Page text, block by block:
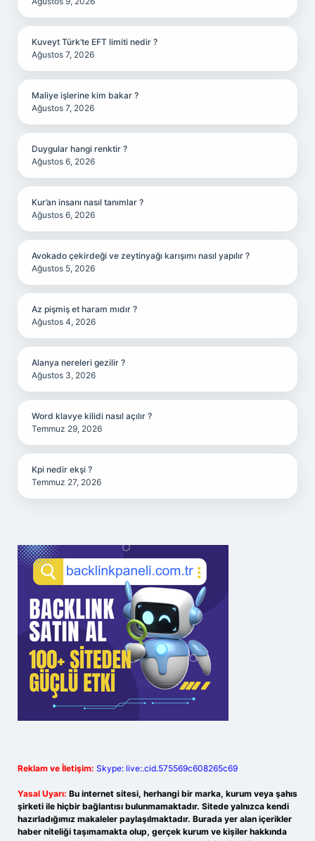
Kuveyt Türk’te EFT limiti nedir ?
Ağustos 7, 2026
Maliye işlerine kim bakar ?
Ağustos 7, 2026
Duygular hangi renktir ?
Ağustos 6, 2026
Kur’an insanı nasıl tanımlar ?
Ağustos 6, 2026
Avokado çekirdeği ve zeytinyağı karışımı nasıl yapılır ?
Ağustos 5, 2026
Az pişmiş et haram mıdır ?
Ağustos 4, 2026
Alanya nereleri gezilir ?
Ağustos 3, 2026
Word klavye kilidi nasıl açılır ?
Temmuz 29, 2026
Kpi nedir ekşi ?
Temmuz 27, 2026
Reklam ve İletişim: Skype: live:.cid.575569c608265c69
Yasal Uyarı: Bu internet sitesi, herhangi bir marka, kurum veya şahıs
şirketi ile hiçbir bağlantısı bulunmamaktadır. Sitede yalnızca kendi
hazırladığımız makaleler paylaşılmaktadır. Burada yer alan içerikler
haber niteliği taşımamakta olup, gerçek kurum ve kişiler hakkında